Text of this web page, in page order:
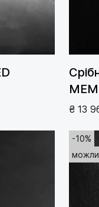
₴ 13
-10%